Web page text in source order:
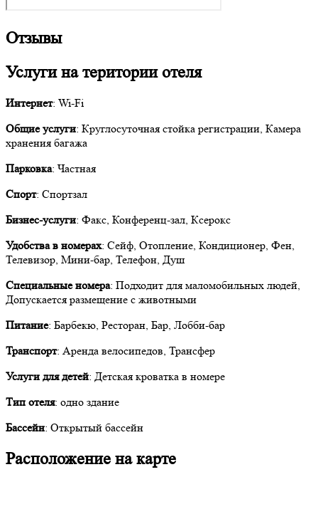
Отзывы
Услуги на територии отеля
Интернет: Wi-Fi
Общие услуги: Круглосуточная стойка регистрации, Камера
хранения багажа
Парковка: Частная
Спорт: Спортзал
Бизнес-услуги: Факс, Конференц-зал, Ксерокс
Удобства в номерах: Сейф, Отопление, Кондиционер, Фен,
Телевизор, Мини-бар, Телефон, Душ
Специальные номера: Подходит для маломобильных людей,
Допускается размещение с животными
Питание: Барбекю, Ресторан, Бар, Лобби-бар
Транспорт: Аренда велосипедов, Трансфер
Услуги для детей: Детская кроватка в номере
Тип отеля: одно здание
Бассейн: Открытый бассейн
Расположение на карте